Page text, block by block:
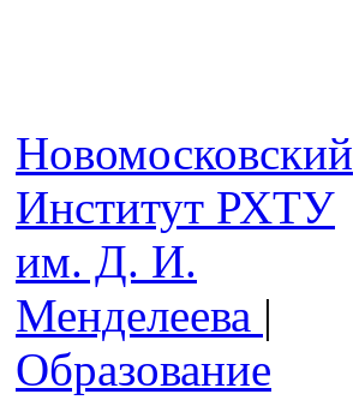
Новомосковский
Институт РХТУ
им. Д. И.
Менделеева |
Образование